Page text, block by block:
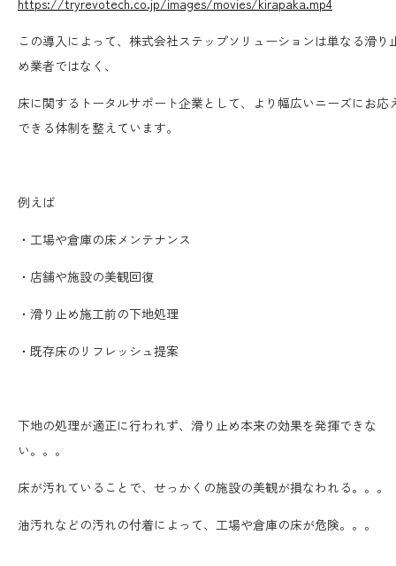
https://tryrevotech.co.jp/images/movies/kirapaka.mp4
この導入によって、株式会社ステップソリューションは単なる滑り
め業者ではなく、
床に関するトータルサポート企業として、より幅広いニーズにお応
できる体制を整えています。
例えば
・工場や倉庫の床メンテナンス
・店舗や施設の美観回復
・滑り止め施工前の下地処理
・既存床のリフレッシュ提案
下地の処理が適正に行われず、滑り止め本来の効果を発揮できな
い。。。
床が汚れていることで、せっかくの施設の美観が損なわれる。。。
油汚れなどの汚れの付着によって、工場や倉庫の床が危険。。。